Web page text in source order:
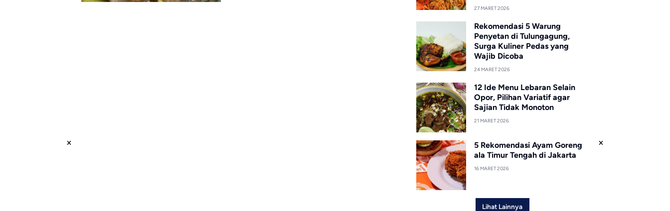
27 MARET 2026
Rekomendasi 5 Warung
Penyetan di Tulungagung,
Surga Kuliner Pedas yang
Wajib Dicoba
24 MARET 2026
12 Ide Menu Lebaran Selain
Opor, Pilihan Variatif agar
Sajian Tidak Monoton
21 MARET 2026
5 Rekomendasi Ayam Goreng
ala Timur Tengah di Jakarta
16 MARET 2026
Lihat Lainnya